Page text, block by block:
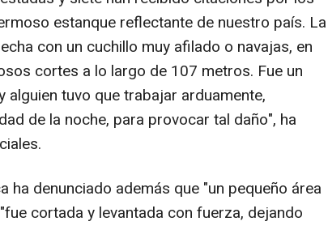
estanque reflectante de nuestro país. La
con un cuchillo muy afilado o navajas, en
cortes a lo largo de 107 metros. Fue un
alguien tuvo que trabajar arduamente,
de la noche, para provocar tal daño", ha
ha denunciado además que "un pequeño área
cortada y levantada con fuerza, dejando